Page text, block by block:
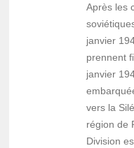
Après les
janvier
prennent
janvier
vers la
région de
Division